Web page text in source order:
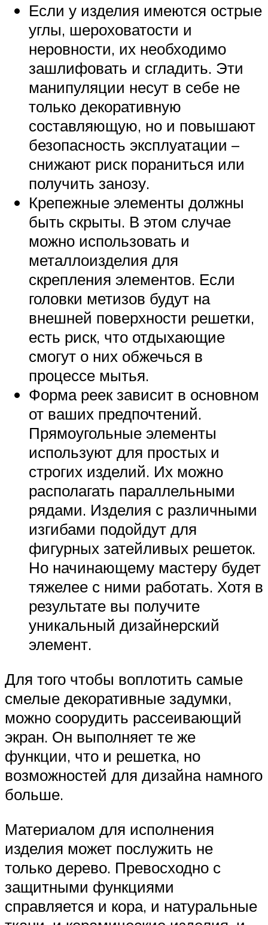
Если у изделия имеются острые
углы, шероховатости и
неровности, их необходимо
зашлифовать и сгладить. Эти
манипуляции несут в себе не
только декоративную
составляющую, но и повышают
безопасность эксплуатации –
снижают риск пораниться или
получить занозу.
Крепежные элементы должны
быть скрыты. В этом случае
можно использовать и
металлоизделия для
скрепления элементов. Если
головки метизов будут на
внешней поверхности решетки,
есть риск, что отдыхающие
смогут о них обжечься в
процессе мытья.
Форма реек зависит в основном
от ваших предпочтений.
Прямоугольные элементы
используют для простых и
строгих изделий. Их можно
располагать параллельными
рядами. Изделия с различными
изгибами подойдут для
фигурных затейливых решеток.
Но начинающему мастеру будет
тяжелее с ними работать. Хотя в
результате вы получите
уникальный дизайнерский
элемент.
Для того чтобы воплотить самые
смелые декоративные задумки,
можно соорудить рассеивающий
экран. Он выполняет те же
функции, что и решетка, но
возможностей для дизайна намного
больше.
Материалом для исполнения
изделия может послужить не
только дерево. Превосходно с
защитными функциями
справляется и кора, и натуральные